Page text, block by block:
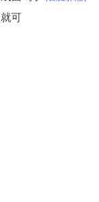
可